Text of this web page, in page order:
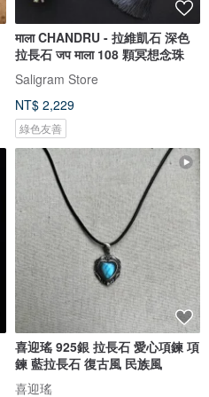
माला CHANDRU - 拉維凱石 深色
拉長石 जप माला 108 顆冥想念珠
Saligram Store
NT$ 2,229
綠色友善
喜迎瑤 925銀 拉長石 愛心項鍊 項
鍊 藍拉長石 復古風 民族風
喜迎瑤